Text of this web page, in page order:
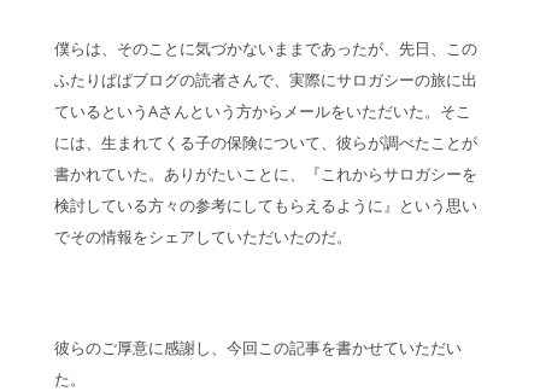
僕らは、そのことに気づかないままであったが、先日、この
ふたりぱぱブログの読者さんで、実際にサロガシーの旅に出
ているというAさんという方からメールをいただいた。そこ
には、生まれてくる子の保険について、彼らが調べたことが
書かれていた。ありがたいことに、『これからサロガシーを
検討している方々の参考にしてもらえるように』という思い
でその情報をシェアしていただいたのだ。
彼らのご厚意に感謝し、今回この記事を書かせていただい
た。